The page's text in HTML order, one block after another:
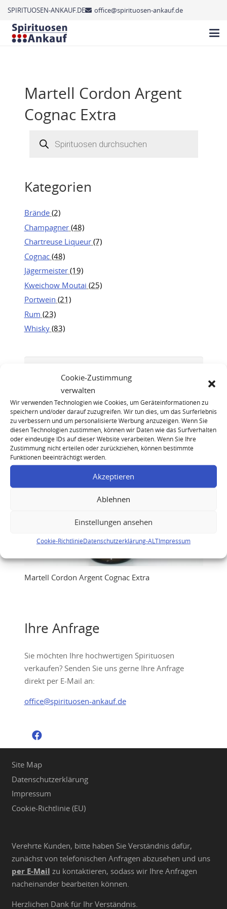
Cookie-Zustimmung
verwalten
Wir verwenden Technologien wie Cookies, um Geräteinformationen zu
speichern und/oder darauf zuzugreifen. Wir tun dies, um das Surferlebnis
zu verbessern und um personalisierte Werbung anzuzeigen. Wenn Sie
diesen Technologien zustimmen, können wir Daten wie das Surfverhalten
oder eindeutige IDs auf dieser Website verarbeiten. Wenn Sie Ihre
Zustimmung nicht erteilen oder zurückziehen, können bestimmte
Funktionen beeinträchtigt werden.
Akzeptieren
Ablehnen
Einstellungen ansehen
Cookie-RichtlinieDatenschutzerklärung-ALTImpressum
SPIRITUOSEN-ANKAUF.DE office@spirituosen-ankauf.de
Martell Cordon Argent
Cognac Extra
search
Kategorien
Brände (2)
Champagner (48)
Chartreuse Liqueur (7)
Cognac (48)
Jägermeister (19)
Kweichow Moutai (25)
Portwein (21)
Rum (23)
Whisky (83)
Martell Cordon Argent Cognac Extra
Ihre Anfrage
Sie möchten Ihre hochwertigen Spirituosen
verkaufen? Senden Sie uns gerne Ihre Anfrage
direkt per E-Mail an:
office@spirituosen-ankauf.de
Site Map
Datenschutzerklärung
Impressum
Cookie-Richtlinie (EU)
Verehrte Kunden, bitte haben Sie Verständnis dafür,
zunächst von telefonischen Anfragen abzusehen und uns
per E-Mail zu kontaktieren, sodass wir Ihre Anfragen
nacheinander bearbeiten können.
Herzlichen Dank für Ihr Verständnis.